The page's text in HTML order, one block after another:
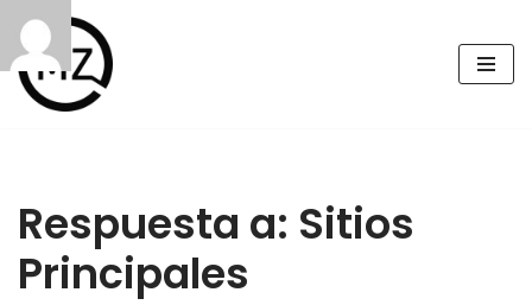
Saltar
al
Respuesta a: Sitios
Principales